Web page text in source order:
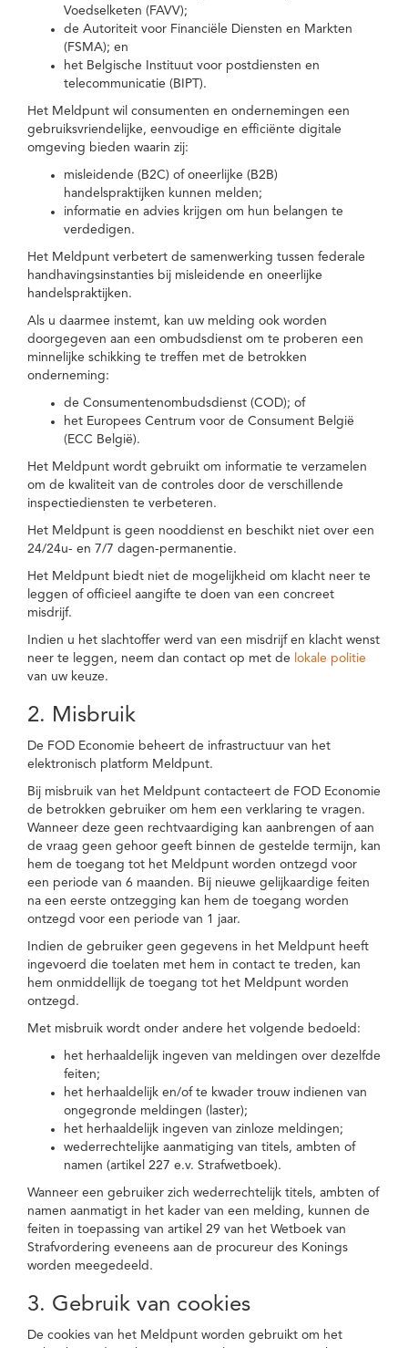
Voedselketen (FAVV);
de Autoriteit voor Financiële Diensten en Markten
(FSMA); en
het Belgische Instituut voor postdiensten en
telecommunicatie (BIPT).
Het Meldpunt wil consumenten en ondernemingen een
gebruiksvriendelijke, eenvoudige en efficiënte digitale
omgeving bieden waarin zij:
misleidende (B2C) of oneerlijke (B2B)
handelspraktijken kunnen melden;
informatie en advies krijgen om hun belangen te
verdedigen.
Het Meldpunt verbetert de samenwerking tussen federale
handhavingsinstanties bij misleidende en oneerlijke
handelspraktijken.
Als u daarmee instemt, kan uw melding ook worden
doorgegeven aan een ombudsdienst om te proberen een
minnelijke schikking te treffen met de betrokken
onderneming:
de Consumentenombudsdienst (COD); of
het Europees Centrum voor de Consument België
(ECC België).
Het Meldpunt wordt gebruikt om informatie te verzamelen
om de kwaliteit van de controles door de verschillende
inspectiediensten te verbeteren.
Het Meldpunt is geen nooddienst en beschikt niet over een
24/24u- en 7/7 dagen-permanentie.
Het Meldpunt biedt niet de mogelijkheid om klacht neer te
leggen of officieel aangifte te doen van een concreet
misdrijf.
Indien u het slachtoffer werd van een misdrijf en klacht wenst
neer te leggen, neem dan contact op met de lokale politie
van uw keuze.
2. Misbruik
De FOD Economie beheert de infrastructuur van het
elektronisch platform Meldpunt.
Bij misbruik van het Meldpunt contacteert de FOD Economie
de betrokken gebruiker om hem een verklaring te vragen.
Wanneer deze geen rechtvaardiging kan aanbrengen of aan
de vraag geen gehoor geeft binnen de gestelde termijn, kan
hem de toegang tot het Meldpunt worden ontzegd voor
een periode van 6 maanden. Bij nieuwe gelijkaardige feiten
na een eerste ontzegging kan hem de toegang worden
ontzegd voor een periode van 1 jaar.
Indien de gebruiker geen gegevens in het Meldpunt heeft
ingevoerd die toelaten met hem in contact te treden, kan
hem onmiddellijk de toegang tot het Meldpunt worden
ontzegd.
Met misbruik wordt onder andere het volgende bedoeld:
het herhaaldelijk ingeven van meldingen over dezelfde
feiten;
het herhaaldelijk en/of te kwader trouw indienen van
ongegronde meldingen (laster);
het herhaaldelijk ingeven van zinloze meldingen;
wederrechtelijke aanmatiging van titels, ambten of
namen (artikel 227 e.v. Strafwetboek).
Wanneer een gebruiker zich wederrechtelijk titels, ambten of
namen aanmatigt in het kader van een melding, kunnen de
feiten in toepassing van artikel 29 van het Wetboek van
Strafvordering eveneens aan de procureur des Konings
worden meegedeeld.
3. Gebruik van cookies
De cookies van het Meldpunt worden gebruikt om het